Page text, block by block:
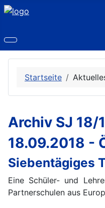
Startseite
Archiv SJ 18/
18.09.2018 -
Siebentägiges
Eine Schüler- und
Partnerschulen aus